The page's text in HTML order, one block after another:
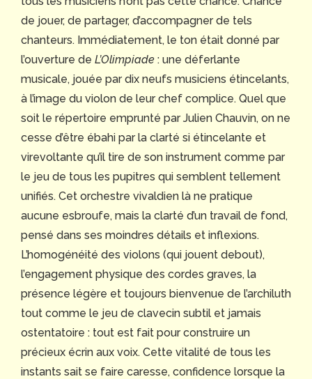
de jouer, de partager, d’accompagner de tels
chanteurs. Immédiatement, le ton était donné par
l’ouverture de L’Olimpiade : une déferlante
musicale, jouée par dix neufs musiciens étincelants,
à l’image du violon de leur chef complice. Quel que
soit le répertoire emprunté par Julien Chauvin, on ne
cesse d’être ébahi par la clarté si étincelante et
virevoltante qu’il tire de son instrument comme par
le jeu de tous les pupitres qui semblent tellement
unifiés. Cet orchestre vivaldien là ne pratique
aucune esbroufe, mais la clarté d’un travail de fond,
pensé dans ses moindres détails et inflexions.
L’homogénéité des violons (qui jouent debout),
l’engagement physique des cordes graves, la
présence légère et toujours bienvenue de l’archiluth
tout comme le jeu de clavecin subtil et jamais
ostentatoire : tout est fait pour construire un
précieux écrin aux voix. Cette vitalité de tous les
instants sait se faire caresse, confidence lorsque la